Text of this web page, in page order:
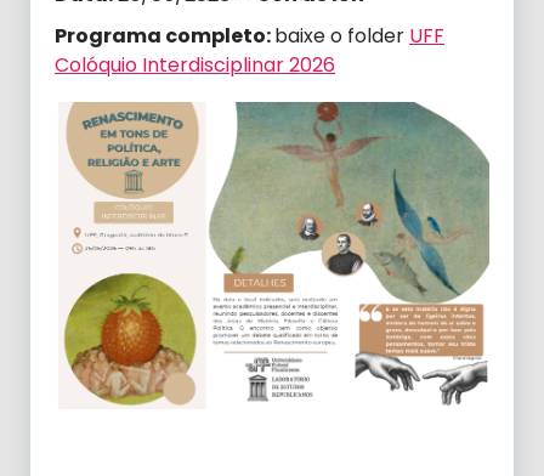
Programa completo:baixe o folder UFF
Colóquio Interdisciplinar 2026